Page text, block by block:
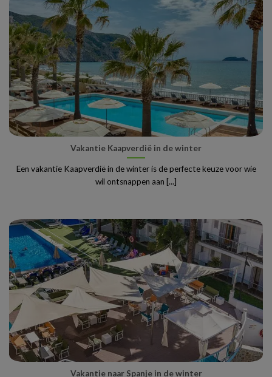
Vakantie Kaapverdië in de winter
Een vakantie Kaapverdië in de winter is de perfecte keuze voor wie
wil ontsnappen aan [...]
Vakantie naar Spanje in de winter